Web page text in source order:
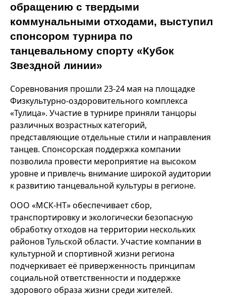
обращению с твердыми
коммунальными отходами, выступил
спонсором турнира по
танцевальному спорту «Кубок
Звездной линии»
Соревнования прошли 23-24 мая на площадке
Физкультурно-оздоровительного комплекса
«Тулица». Участие в турнире приняли танцоры
различных возрастных категорий,
представляющие отдельные стили и направления
танцев. Спонсорская поддержка компании
позволила провести мероприятие на высоком
уровне и привлечь внимание широкой аудитории
к развитию танцевальной культуры в регионе.
ООО «МСК-НТ» обеспечивает сбор,
транспортировку и экологически безопасную
обработку отходов на территории нескольких
районов Тульской области. Участие компании в
культурной и спортивной жизни региона
подчеркивает её приверженность принципам
социальной ответственности и поддержке
здорового образа жизни среди жителей.